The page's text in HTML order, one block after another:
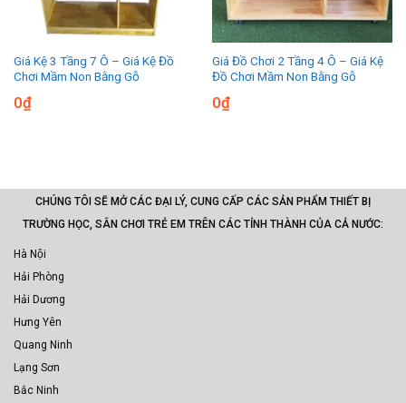
Giá Kệ 3 Tầng 7 Ô – Giá Kệ Đồ
Chơi Mầm Non Bằng Gỗ
0₫
Giá Đồ Chơi 2 Tầng 4 Ô – Giá Kệ
Đồ Chơi Mầm Non Bằng Gỗ
0₫
CHÚNG TÔI SẼ MỞ CÁC ĐẠI LÝ, CUNG CẤP CÁC SẢN PHẨM THIẾT BỊ
TRƯỜNG HỌC, SÂN CHƠI TRẺ EM TRÊN CÁC TỈNH THÀNH CỦA CẢ NƯỚC:
Hà Nội
Hải Phòng
Hải Dương
Hưng Yên
Quang Ninh
Lạng Sơn
Bắc Ninh